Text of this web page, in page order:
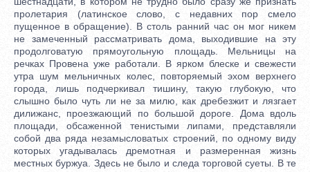
пролетария (латинское слово, с недавних пор смело
пущенное в обращение). В столь ранний час он мог никем
не замеченный рассматривать дома, выходившие на эту
продолговатую прямоугольную площадь. Мельницы на
речках Провена уже работали. В ярком блеске и свежести
утра шум мельничных колес, повторяемый эхом верхнего
города, лишь подчеркивал тишину, такую глубокую, что
слышно было чуть ли не за милю, как дребезжит и лязгает
дилижанс, проезжающий по большой дороге. Дома вдоль
площади, обсаженной тенистыми липами, представляли
собой два ряда незамысловатых строений, по одному виду
которых угадывалась дремотная и размеренная жизнь
местных буржуа. Здесь не было и следа торговой суеты. В те